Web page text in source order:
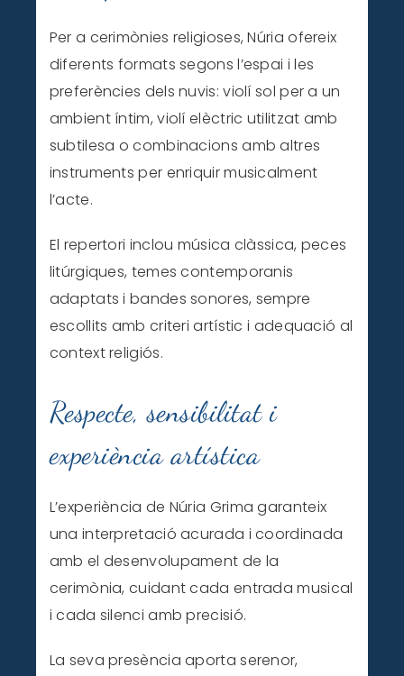
Per a cerimònies religioses, Núria ofereix
diferents formats segons l’espai i les
preferències dels nuvis: violí sol per a un
ambient íntim, violí elèctric utilitzat amb
subtilesa o combinacions amb altres
instruments per enriquir musicalment
l’acte.
El repertori inclou música clàssica, peces
litúrgiques, temes contemporanis
adaptats i bandes sonores, sempre
escollits amb criteri artístic i adequació al
context religiós.
Respecte, sensibilitat i
experiència artística
L’experiència de Núria Grima garanteix
una interpretació acurada i coordinada
amb el desenvolupament de la
cerimònia, cuidant cada entrada musical
i cada silenci amb precisió.
La seva presència aporta serenor,